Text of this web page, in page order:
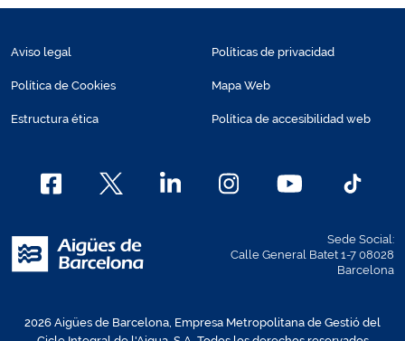
Aviso legal
Política de Cookies
Estructura ética
Políticas de privacidad
Mapa Web
Política de accesibilidad web
Sede Social:
Calle General Batet 1-7 08028
Barcelona
2026 Aigües de Barcelona, Empresa Metropolitana de Gestió del